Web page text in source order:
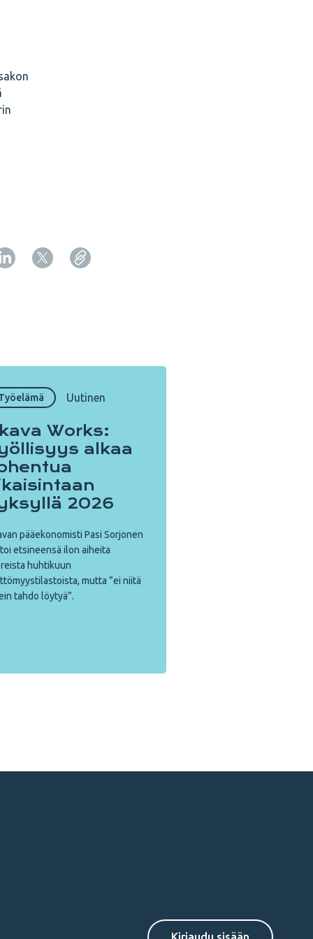
Uutinen
Works:
alkaa
2026
pääekonomisti Pasi Sorjonen
etsineensä ilon aiheita
huhtikuun
mutta ”ei niitä
tahdo löytyä”.